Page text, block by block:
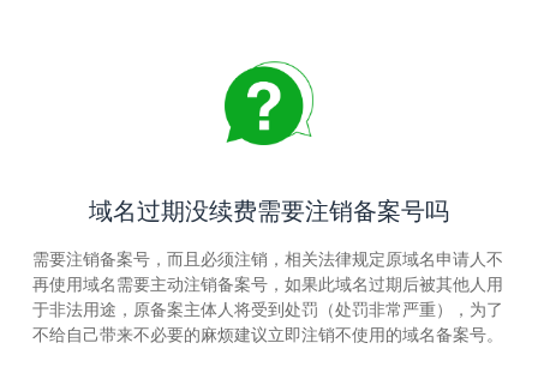
域名过期没续费需要注销备案号吗
需要注销备案号，而且必须注销，相关法律规定原域名申请人不
再使用域名需要主动注销备案号，如果此域名过期后被其他人用
于非法用途，原备案主体人将受到处罚（处罚非常严重），为了
不给自己带来不必要的麻烦建议立即注销不使用的域名备案号。